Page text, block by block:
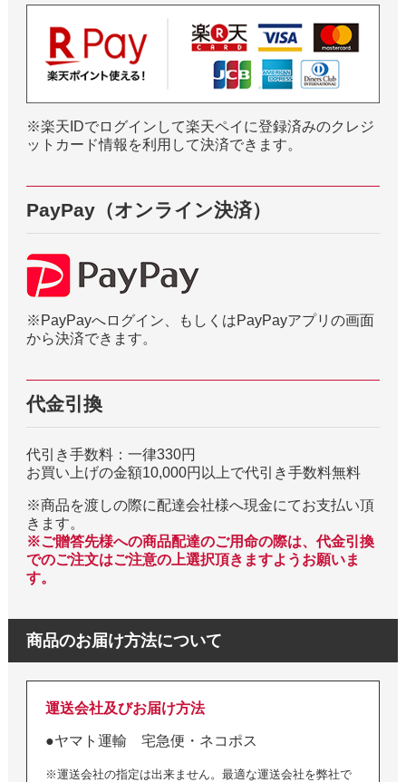
※楽天IDでログインして楽天ペイに登録済みのクレジ
ットカード情報を利用して決済できます。
PayPay（オンライン決済）
※PayPayへログイン、もしくはPayPayアプリの画面
から決済できます。
代金引換
代引き手数料：一律330円
お買い上げの金額10,000円以上で代引き手数料無料
※商品を渡しの際に配達会社様へ現金にてお支払い頂
きます。
※ご贈答先様への商品配達のご用命の際は、代金引換
でのご注文はご注意の上選択頂きますようお願いま
す。
商品のお届け方法について
運送会社及びお届け方法
●ヤマト運輸 宅急便・ネコポス
※運送会社の指定は出来ません。最適な運送会社を弊社で